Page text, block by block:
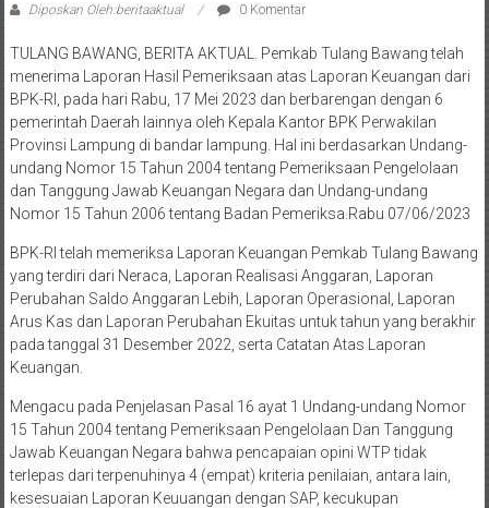
Diposkan Oleh:beritaaktual 0 Komentar
TULANG BAWANG, BERITA AKTUAL. Pemkab Tulang Bawang telah
menerima Laporan Hasil Pemeriksaan atas Laporan Keuangan dari
BPK-RI, pada hari Rabu, 17 Mei 2023 dan berbarengan dengan 6
pemerintah Daerah lainnya oleh Kepala Kantor BPK Perwakilan
Provinsi Lampung di bandar lampung. Hal ini berdasarkan Undang-
undang Nomor 15 Tahun 2004 tentang Pemeriksaan Pengelolaan
dan Tanggung Jawab Keuangan Negara dan Undang-undang
Nomor 15 Tahun 2006 tentang Badan Pemeriksa.Rabu 07/06/2023
BPK-RI telah memeriksa Laporan Keuangan Pemkab Tulang Bawang
yang terdiri dari Neraca, Laporan Realisasi Anggaran, Laporan
Perubahan Saldo Anggaran Lebih, Laporan Operasional, Laporan
Arus Kas dan Laporan Perubahan Ekuitas untuk tahun yang berakhir
pada tanggal 31 Desember 2022, serta Catatan Atas Laporan
Keuangan.
Mengacu pada Penjelasan Pasal 16 ayat 1 Undang-undang Nomor
15 Tahun 2004 tentang Pemeriksaan Pengelolaan Dan Tanggung
Jawab Keuangan Negara bahwa pencapaian opini WTP tidak
terlepas dari terpenuhinya 4 (empat) kriteria penilaian, antara lain,
kesesuaian Laporan Keuuangan dengan SAP, kecukupan